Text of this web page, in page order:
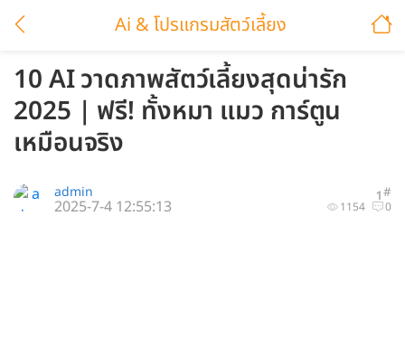
Ai & โปรแกรมสัตว์เลี้ยง
10 AI วาดภาพสัตว์เลี้ยงสุดน่ารัก
2025 | ฟรี! ทั้งหมา แมว การ์ตูน
เหมือนจริง
1#
admin
1154 0
2025-7-4 12:55:13